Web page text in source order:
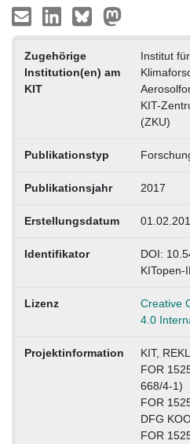
Zugehörige
Institution(en) am
KIT
Institut
KIT-
(ZKU)
Publikationstyp
Publikationsjahr 2017
Erstellungsdatum
Identifikator
DOI:
KITopen-
Lizenz
Creative
4.0
Projektinformation
KIT,
FOR
668/4-1)
FOR
DFG
FOR